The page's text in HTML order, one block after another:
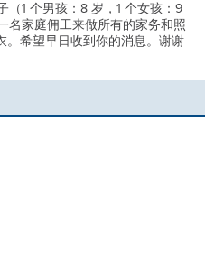
1 个男孩：8 岁，1 个女孩：9
名家庭佣工来做所有的家务和照
。希望早日收到你的消息。谢谢